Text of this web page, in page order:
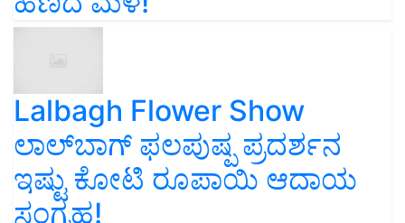
Lalbagh Flower Show
ಲಾಲ್‌ಬಾಗ್ ಫಲಪುಷ್ಪ ಪ್ರದರ್ಶನ
ಇಷ್ಟು ಕೋಟಿ ರೂಪಾಯಿ ಆದಾಯ
ಸಂಗ್ರಹ!